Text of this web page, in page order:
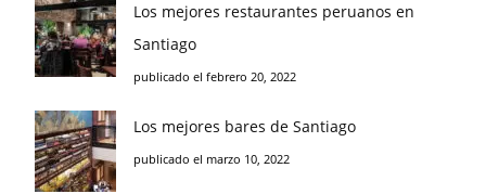
Los mejores restaurantes peruanos en
Santiago
publicado el febrero 20, 2022
Los mejores bares de Santiago
publicado el marzo 10, 2022